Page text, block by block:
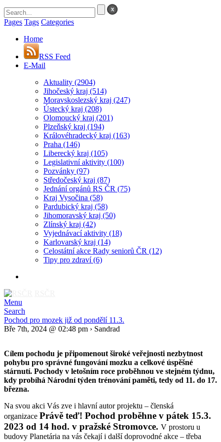
Pages Tags Categories
Home
RSS Feed
E-Mail
Aktuality (2904)
Jihočeský kraj (514)
Moravskoslezský kraj (247)
Ústecký kraj (208)
Olomoucký kraj (201)
Plzeňský kraj (194)
Královéhradecký kraj (163)
Praha (146)
Liberecký kraj (105)
Legislativní aktivity (100)
Pozvánky (97)
Středočeský kraj (87)
Jednání orgánů RS ČR (75)
Kraj Vysočina (58)
Pardubický kraj (58)
Jihomoravský kraj (50)
Zlínský kraj (42)
Vyjednávací aktivity (18)
Karlovarský kraj (14)
Celostátní akce Rady seniorů ČR (12)
Tipy pro zdraví(6)
Menu
Search
Pochod pro mozek již od pondělí 11.3.
Bře 7th, 2024 @ 02:48 pm › Sandrad
Cílem pochodu je připomenout široké veřejnosti nezbytnost
pohybu pro správné fungování mozku a celkové úspěšné
stárnutí. Pochody v letošním roce proběhnou ve stejném týdnu,
kdy probíhá Národní týden trénování paměti, tedy od 11. do 17.
března.
Na svou akci Vás zve i hlavní autor projektu – členská
organizace Právě teď! Pochod proběhne v pátek 15.3.
2023 od 14 hod. v pražské Stromovce. V prostoru u
budovy Planetária na vás čekají i další doprovodné akce – třeba